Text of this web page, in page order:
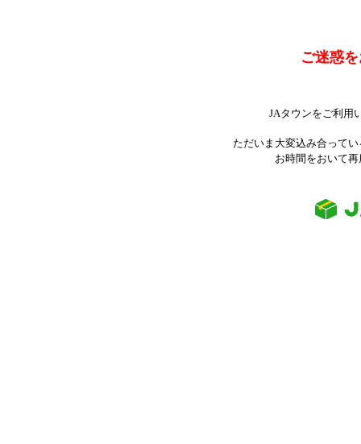
ご迷惑
JAタウンをご利用
ただいま大変込み合って
お時間をおいて